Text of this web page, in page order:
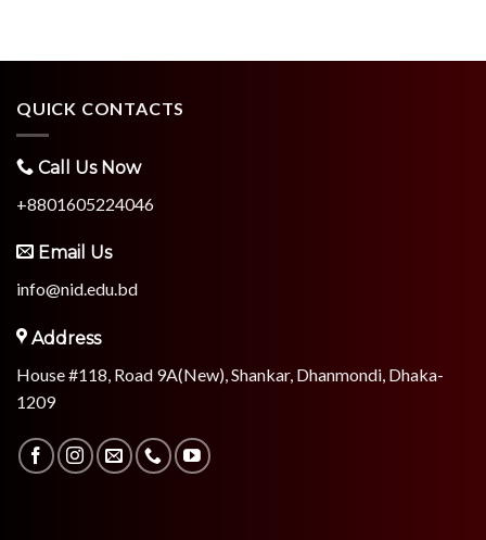
QUICK CONTACTS
Call Us Now
+8801605224046
Email Us
info@nid.edu.bd
Address
House #118, Road 9A(New), Shankar, Dhanmondi, Dhaka-
1209